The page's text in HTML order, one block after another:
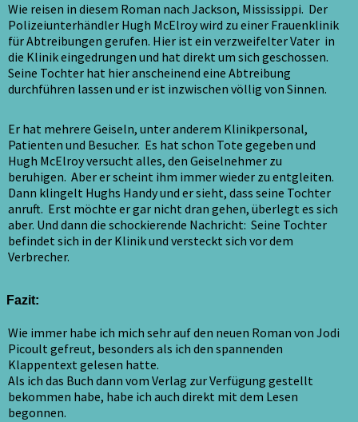
Wie reisen in diesem Roman nach Jackson, Mississippi. Der
Polizeiunterhändler Hugh McElroy wird zu einer Frauenklinik
für Abtreibungen gerufen. Hier ist ein verzweifelter Vater in
die Klinik eingedrungen und hat direkt um sich geschossen.
Seine Tochter hat hier anscheinend eine Abtreibung
durchführen lassen und er ist inzwischen völlig von Sinnen.
Er hat mehrere Geiseln, unter anderem Klinikpersonal,
Patienten und Besucher. Es hat schon Tote gegeben und
Hugh McElroy versucht alles, den Geiselnehmer zu
beruhigen. Aber er scheint ihm immer wieder zu entgleiten.
Dann klingelt Hughs Handy und er sieht, dass seine Tochter
anruft. Erst möchte er gar nicht dran gehen, überlegt es sich
aber. Und dann die schockierende Nachricht: Seine Tochter
befindet sich in der Klinik und versteckt sich vor dem
Verbrecher.
Fazit:
Wie immer habe ich mich sehr auf den neuen Roman von Jodi
Picoult gefreut, besonders als ich den spannenden
Klappentext gelesen hatte.
Als ich das Buch dann vom Verlag zur Verfügung gestellt
bekommen habe, habe ich auch direkt mit dem Lesen
begonnen.